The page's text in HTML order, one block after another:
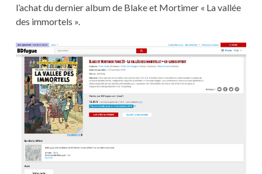
l’achat du dernier album de Blake et Mortimer « La vallée
des immortels ».